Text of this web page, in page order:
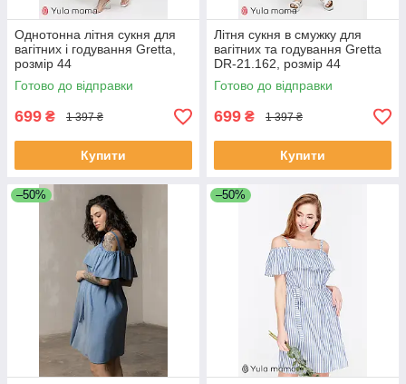
Однотонна літня сукня для
вагітних і годування Gretta,
розмір 44
Готово до відправки
699 ₴ 1 397 ₴
Купити
Літня сукня в смужку для
вагітних та годування Gretta
DR-21.162, розмір 44
Готово до відправки
699 ₴ 1 397 ₴
Купити
–50% –50%